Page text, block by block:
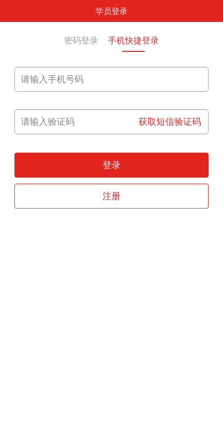
学员登录
密码登录 手机快捷登录
获取短信验证码
登录
注册